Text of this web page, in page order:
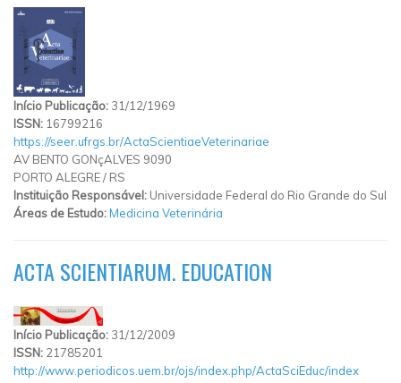
Início Publicação: 31/12/1969
ISSN: 16799216
https://seer.ufrgs.br/ActaScientiaeVeterinariae
AV BENTO GONçALVES 9090
PORTO ALEGRE/ RS
Instituição Responsável: Universidade Federal do Rio Grande do Sul
Áreas de Estudo:Medicina Veterinária
ACTA SCIENTIARUM. EDUCATION
Início Publicação: 31/12/2009
ISSN: 21785201
http://www.periodicos.uem.br/ojs/index.php/ActaSciEduc/index